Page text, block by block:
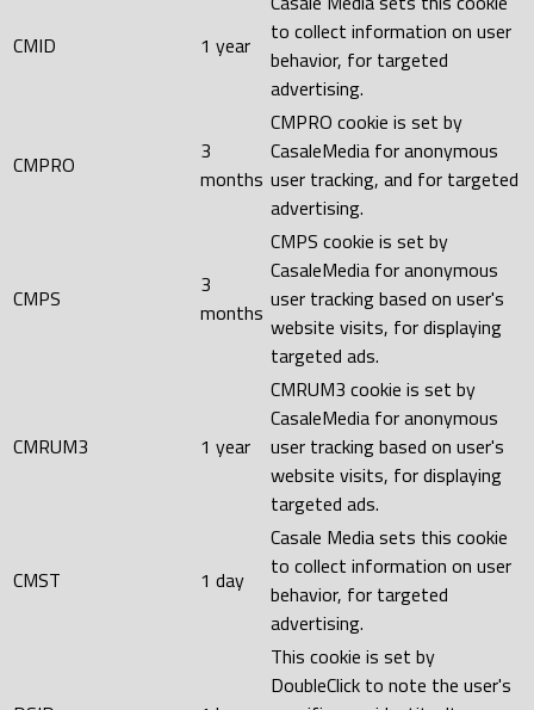
CMID 1 year
to collect information on user
behavior, for targeted
advertising.
CMPRO
3
months
CMPRO cookie is set by
CasaleMedia for anonymous
user tracking, and for targeted
advertising.
CMPS
3
months
CMPS cookie is set by
CasaleMedia for anonymous
user tracking based on user's
website visits, for displaying
targeted ads.
CMRUM3 1 year
CMRUM3 cookie is set by
CasaleMedia for anonymous
user tracking based on user's
website visits, for displaying
targeted ads.
CMST 1 day
Casale Media sets this cookie
to collect information on user
behavior, for targeted
advertising.
This cookie is set by
DoubleClick to note the user's